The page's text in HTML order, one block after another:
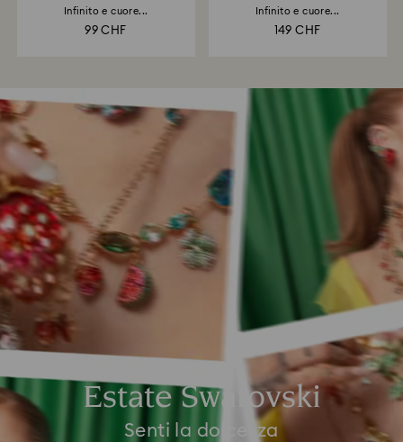
Infinito e cuore...
99 CHF
Infinito e cuore...
149 CHF
Estate Swarovski
Senti la dolcezza